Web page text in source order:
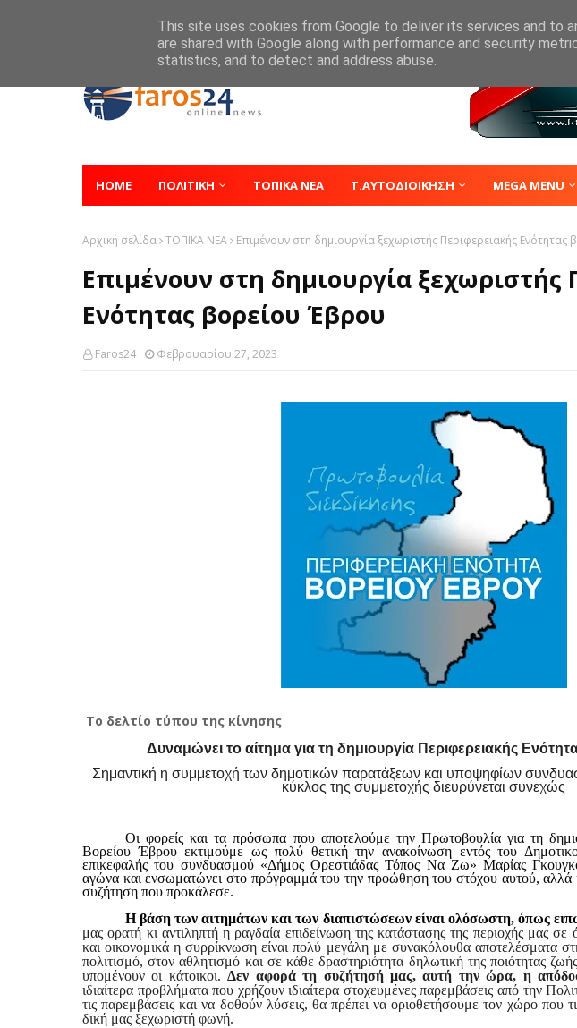
HOME ΠΟΛΙΤΙΚΗ ΤΟΠΙΚΑ ΝΕΑ Τ.ΑΥΤΟΔΙΟΙΚΗΣΗ MEGA MENU
Αρχική σελίδα ΤΟΠΙΚΑ ΝΕΑ Επιμένουν στη δημιουργία ξεχωριστής Περιφερειακής Ενότητας
Επιμένουν στη δημιουργία ξεχωριστής
Ενότητας βορείου Έβρου
Faros24 Φεβρουαρίου 27, 2023
Το δελτίο τύπου της κίνησης
Δυναμώνει το αίτημα για τη δημιουργία Περιφερειακής
Σημαντική η συμμετοχή των δημοτικών παρατάξεων και υποψηφίων
κύκλος της συμμετοχής διευρύνεται συνεχώς
Οι φορείς και τα πρόσωπα που αποτελούμε την Πρωτοβουλία για τη
Βορείου Έβρου εκτιμούμε ως πολύ θετική την ανακοίνωση εντός του
επικεφαλής του συνδυασμού «Δήμος Ορεστιάδας Τόπος Να Ζω» Μαρίας
αγώνα και ενσωματώνει στο πρόγραμμά του την προώθηση του στόχου αυτού, αλλά
συζήτηση που προκάλεσε.
Η βάση των αιτημάτων και των διαπιστώσεων είναι ολόσωστη, όπως
μας ορατή κι αντιληπτή η ραγδαία επιδείνωση της κατάστασης της περιοχής μας
και οικονομικά η συρρίκνωση είναι πολύ μεγάλη με συνακόλουθα αποτελέσματα
πολιτισμό, στον αθλητισμό και σε κάθε δραστηριότητα δηλωτική της ποιότητας
υπομένουν οι κάτοικοι.Δεν αφορά τη συζήτησή μας, αυτή την ώρα, η
ιδιαίτερα προβλήματα που χρήζουν ιδιαίτερα στοχευμένες παρεμβάσεις από την
τις παρεμβάσεις και να δοθούν λύσεις, θα πρέπει να οριοθετήσουμε τον χώρο που
δική μας ξεχωριστή φωνή.
This site uses cookies from Google to deliver its services and to
are shared with Google along with performance and security
statistics, and to detect and address abuse.